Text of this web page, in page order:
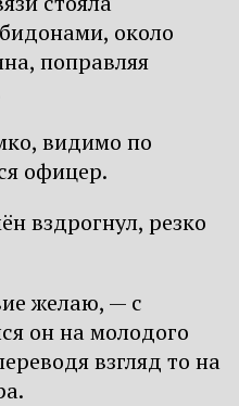
около
поправляя
видимо по
офицер.
вздрогнул, резко
желаю, — с
он на молодого
взгляд то на